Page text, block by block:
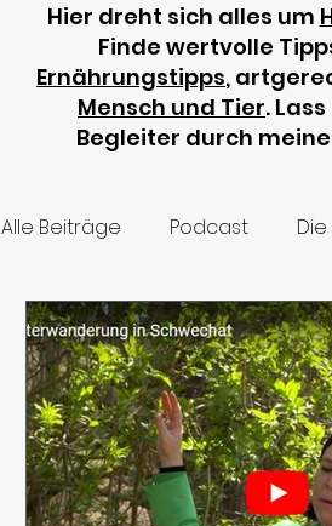
Hier dreht sich alles um
Finde wertvolle
Ernährungstipps,
Mensch und Tier.
Begleiter durch
Alle Beiträge Podcast
Haustierwahl
Hundetraining Videos